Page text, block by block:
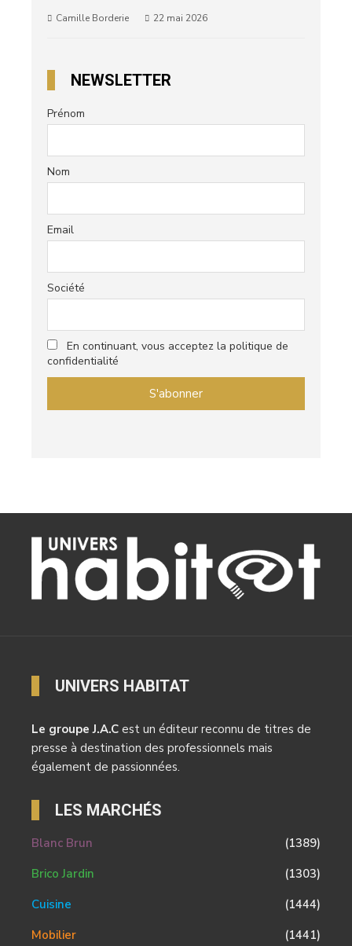
Camille Borderie 22 mai 2026
NEWSLETTER
Prénom
Nom
Email
Société
En continuant, vous acceptez la politique de
confidentialité
UNIVERS HABITAT
Le groupe J.A.C est un éditeur reconnu de titres de
presse à destination des professionnels mais
également de passionnées.
LES MARCHÉS
Blanc Brun
(1389)
Brico Jardin
(1303)
Cuisine
(1444)
Mobilier
(1441)